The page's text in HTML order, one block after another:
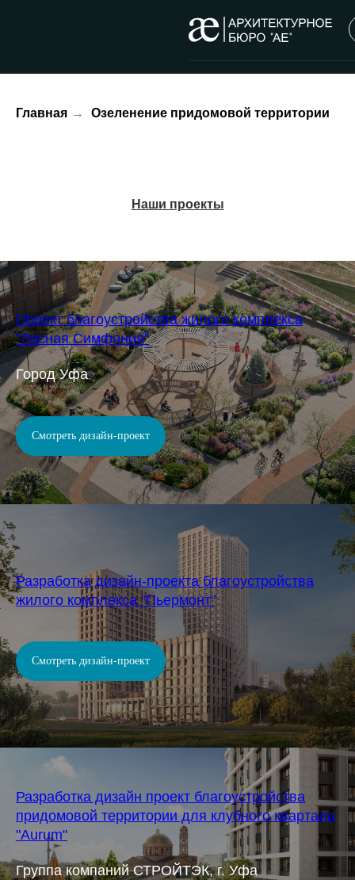
Главная → Озеленение придомовой территории
Наши проекты
Проект благоустройства жилого комплекса
"Лесная Симфония"
Город Уфа
Смотреть дизайн-проект
Разработка дизайн-проекта благоустройства
жилого комплекса "Пьермонт"
Смотреть дизайн-проект
Разработка дизайн проект благоустройства
придомовой территории для клубного квартала
"Aurum"
Группа компаний СТРОЙТЭК, г. Уфа